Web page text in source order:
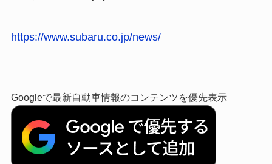
https://www.subaru.co.jp/news/
Googleで最新自動車情報のコンテンツを優先表示